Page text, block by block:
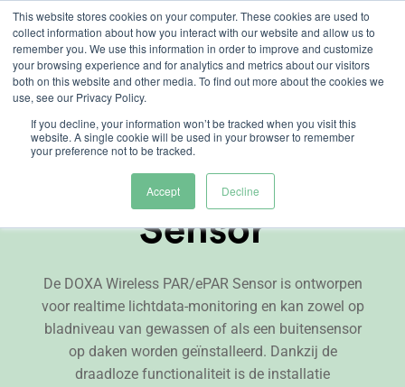
This website stores cookies on your computer. These cookies are used to
collect information about how you interact with our website and allow us to
remember you. We use this information in order to improve and customize
your browsing experience and for analytics and metrics about our visitors
both on this website and other media. To find out more about the cookies we
use, see our Privacy Policy.
If you decline, your information won’t be tracked when you visit this
website. A single cookie will be used in your browser to remember
your preference not to be tracked.
Accept Decline
Skip
content
DOXA Wireless
Sensor
De DOXA Wireless PAR/ePAR Sensor is ontworpen
voor realtime lichtdata-monitoring en kan zowel op
bladniveau van gewassen of als een buitensensor
op daken worden geïnstalleerd. Dankzij de
draadloze functionaliteit is de installatie